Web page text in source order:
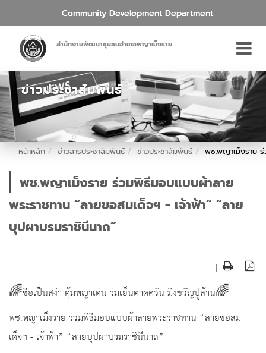
Community Development Department
สำนักงานพัฒนาชุมชนอำเภอพญาเม็งราย
ข่าวประชาสัมพันธ์
หน้าหลัก ข่าวสารประชาสัมพันธ์ ข่าวประชาสัมพันธ์ พช.พญาเม็งราย ร่
พช.พญาเม็งราย ร่วมพิธีมอบแบบผ้าลาย
พระราชทาน “ลายขอสมเด็จฯ - เจ้าฟ้า” “ลาย
บุปผาบรมราชินีนาถ”
| |
🌈ชื่อเป็นสง่า คุ้มพญาเด่น ร่มเย็นตาดควัน มิ่งขวัญปูล้าน🌈
พช.พญาเม็งราย ร่วมพิธีมอบแบบผ้าลายพระราชทาน “ลายขอสม
เด็จฯ - เจ้าฟ้า” “ลายบุปผาบรมราชินีนาถ”